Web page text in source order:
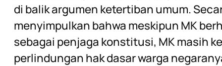
di balik argumen ketertiban umum.
menyimpulkan bahwa meskipun MK
sebagai penjaga konstitusi, MK masih
perlindungan hak dasar warga